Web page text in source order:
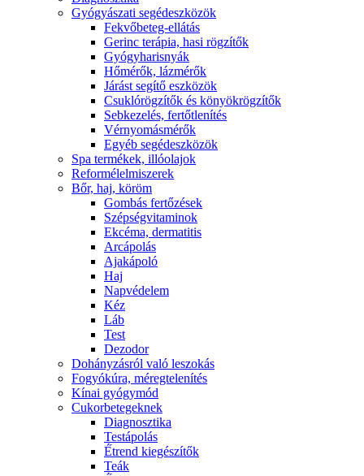
Gyógyászati segédeszközök
Fekvőbeteg-ellátás
Gerinc terápia, hasi rögzítők
Gyógyharisnyák
Hőmérők, lázmérők
Járást segítő eszközök
Csuklórögzítők és könyökrögzítők
Sebkezelés, fertőtlenítés
Vérnyomásmérők
Egyéb segédeszközök
Spa termékek, illóolajok
Reformélelmiszerek
Bőr, haj, köröm
Gombás fertőzések
Szépségvitaminok
Ekcéma, dermatitis
Arcápolás
Ajakápoló
Haj
Napvédelem
Kéz
Láb
Test
Dezodor
Dohányzásról való leszokás
Fogyókúra, méregtelenítés
Kínai gyógymód
Cukorbetegeknek
Diagnosztika
Testápolás
É́trend kiegészítők
Teák